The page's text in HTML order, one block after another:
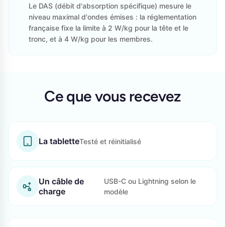
Le DAS (débit d'absorption spécifique) mesure le
niveau maximal d'ondes émises : la réglementation
française fixe la limite à 2 W/kg pour la tête et le
tronc, et à 4 W/kg pour les membres.
Ce que vous recevez
La tabletteTesté et réinitialisé
Un câble de
charge
USB-C ou Lightning selon le
modèle